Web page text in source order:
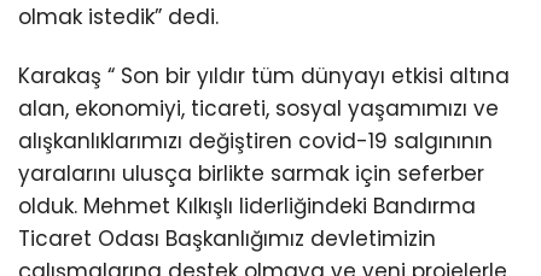
olmak istedik” dedi.
Karakaş “ Son bir yıldır tüm dünyayı etkisi altına
alan, ekonomiyi, ticareti, sosyal yaşamımızı ve
alışkanlıklarımızı değiştiren covid-19 salgınının
yaralarını ulusça birlikte sarmak için seferber
olduk. Mehmet Kılkışlı liderliğindeki Bandırma
Ticaret Odası Başkanlığımız devletimizin